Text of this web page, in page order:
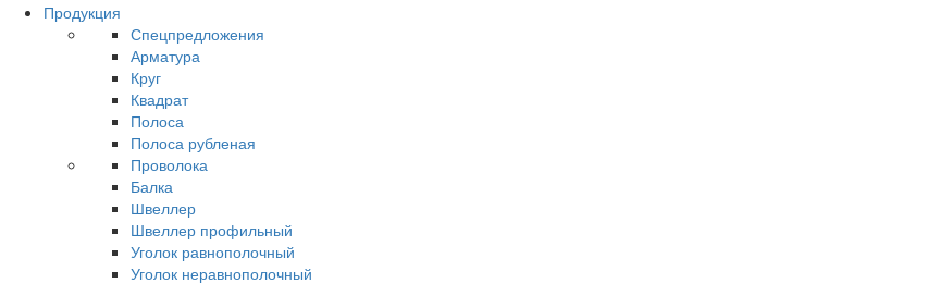
Продукция
Спецпредложения
Арматура
Круг
Квадрат
Полоса
Полоса рубленая
Проволока
Балка
Швеллер
Швеллер профильный
Уголок равнополочный
Уголок неравнополочный